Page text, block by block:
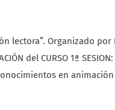
lectora”. Organizado por
del CURSO 1ª
en